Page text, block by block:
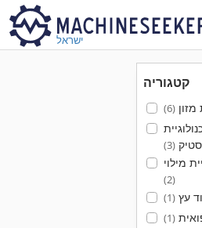
ישראל
קטגוריה
מזון(6)
(3)
מילוי
(2)
עץ(1)
(1)